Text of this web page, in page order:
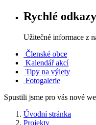
Rychlé odkazy
Užitečné informace z
Členské obce
Kalendář akcí
Tipy na výlety
Fotogalerie
Spustili jsme pro vás nové
Úvodní stránka
Projekty